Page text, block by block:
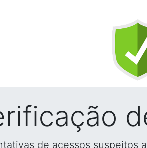
de acessos suspeitos